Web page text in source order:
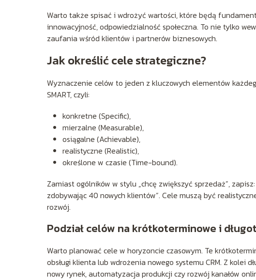
Warto także spisać i wdrożyć wartości, które będą
innowacyjność, odpowiedzialność społeczna. To nie tylko
zaufania wśród klientów i partnerów biznesowych.
Jak określić cele strategiczne?
Wyznaczenie celów to jeden z kluczowych elementów
SMART, czyli:
konkretne (Specific),
mierzalne (Measurable),
osiągalne (Achievable),
realistyczne (Realistic),
określone w czasie (Time-bound).
Zamiast ogólników w stylu „chcę zwiększyć sprzedaż”,
zdobywając 40 nowych klientów”. Cele muszą być
rozwój.
Podział celów na krótkoterminowe i
Warto planować cele w horyzoncie czasowym. Te
obsługi klienta lub wdrożenia nowego systemu CRM. Z kolei
nowy rynek, automatyzacja produkcji czy rozwój kanałów